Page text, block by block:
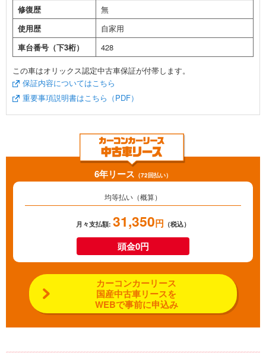
修復歴
無
使用歴
自家用
車台番号（下3桁）
428
この車はオリックス認定中古車保証が付帯します。
保証内容についてはこちら
重要事項説明書はこちら（PDF）
6年リース （72回払い）
均等払い（概算）
月々支払額: 31,350円 （税込）
頭金0円
カーコンカーリース
国産中古車リースを
WEBで事前に申込み